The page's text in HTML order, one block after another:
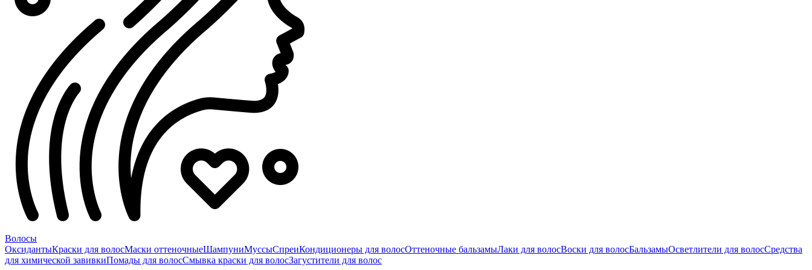
Волосы
ОксидантыКраски для волосМаски оттеночныеШампуниМуссыСпреиКондиционеры для волосОттеночные бальзамыЛаки для волосВоски для волосБальзамыОсветлители для волосСредства
для химической завивкиПомады для волосСмывка краски для волосЗагустители для волос